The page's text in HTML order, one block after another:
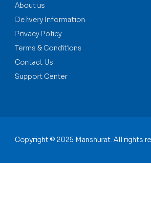
About us
Delivery Information
Privacy Policy
Terms & Conditions
Contact Us
Support Center
Copyright © 2026 Manshurat. All rights